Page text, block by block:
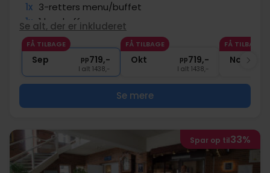
1x 3-retters menu/buffet
1x 1 kop kaffe
∞ Gratis adgang til Aquapoint
1x 1 fl. vand på værelset (pr. vær.)
Se alt, der er inkluderet
FÅ TILBAGE
Sep pp719,-
I alt 1438,-
FÅ TILBAGE
Okt pp719,-
I alt 1438,-
FÅ TILBAGE
Nov
Se mere
Spar op til33%